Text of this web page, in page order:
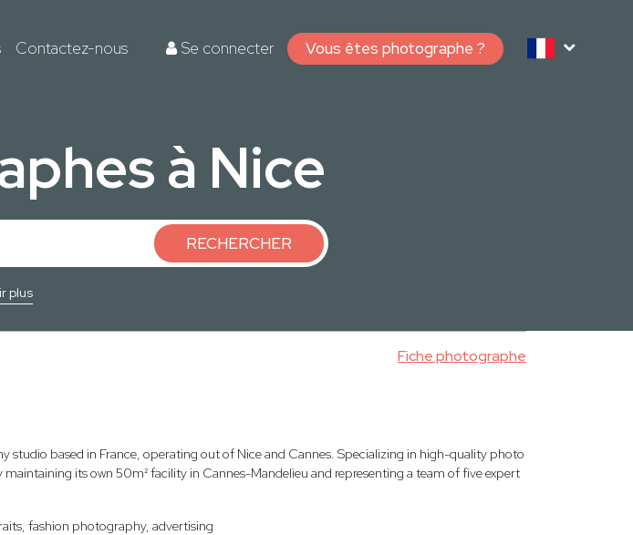
Contactez-nous Se connecter Vous êtes photographe ?
à Nice
RECHERCHER
plus
Fiche photographe
studio based in France, operating out of Nice and Cannes. Specializing in high-quality photo
its own 50m² facility in Cannes-Mandelieu and representing a team of five expert
fashion photography, advertising